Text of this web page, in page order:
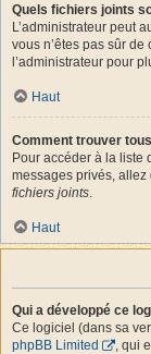
Quels fichiers joints
L’administrateur peut
vous n’êtes pas sûr
l’administrateur pour
Haut
Comment trouver
Pour accéder à la liste
messages privés, allez
fichiers joints.
Haut
Qui a développé ce
Ce logiciel (dans sa
phpBB Limited
, qui